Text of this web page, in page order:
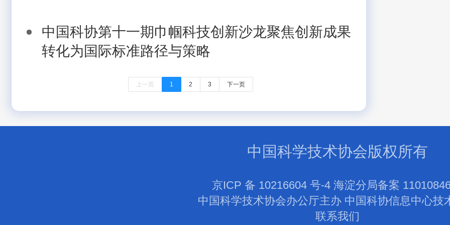
中国科协第十一期巾帼科技创新沙龙聚焦创新成果
转化为国际标准路径与策略
上一页 1 2 3 下一页
中国科学技术协会版权所有
京ICP 备 10216604 号-4 海淀分局备案
中国科学技术协会办公厅主办 中国科协信息中心技
联系我们